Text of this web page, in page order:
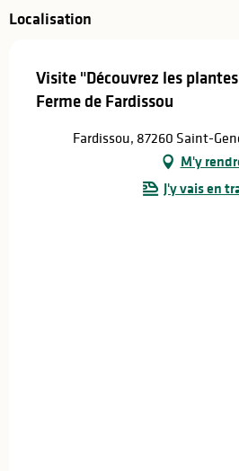
Localisation
Visite "Découvrez les
Ferme de Fardissou
Fardissou, 87260 Saint-
M'y
J'y vais en